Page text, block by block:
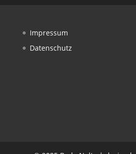
Impressum
Datenschutz